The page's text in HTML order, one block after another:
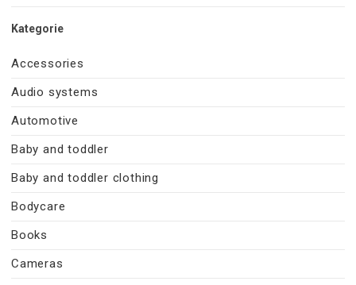
Kategorie
Accessories
Audio systems
Automotive
Baby and toddler
Baby and toddler clothing
Bodycare
Books
Cameras